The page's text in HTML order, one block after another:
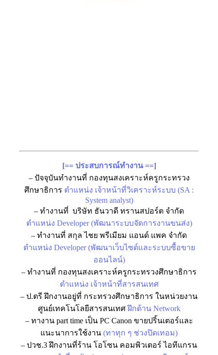
[== ประสบการณ์ทำงาน ==]
– ปัจจุบันทำงานที่ กองทุนสงเคราะห์ครูกระทรวง
ศึกษาธิการ ตำแหน่ง เจ้าหน้าที่วิเคราะห์ระบบ (SA :
System analyst)
– ทำงานที่ บริษัท ธันวาดี ทรานสปอร์ต จำกัด
ตำแหน่ง Developer (พัฒนาระบบจัดการงานขนส่ง)
– ทำงานที่ สกุล ไชย พรีเมียม แอนด์ แพค จำกัด
ตำแหน่ง Developer (พัฒนาเว็บไซต์และระบบซื้อขาย
ออนไลน์)
– ทำงานที่ กองทุนสงเคราะห์ครูกระทรวงศึกษาธิการ
ตำแหน่ง เจ้าหน้าที่สารสนเทศ
– ป.ตรี ฝึกงานอยู่ที่ กระทรวงศึกษาธิการ ในหน่วยงาน
ศูนย์เทคโนโลยีสารสนเทศฝึกด้าน Network
– ทางาน part time เป็น PC Canon ขายปริ้นเตอร์และ
แนะนาการใช้งาน (ทาทุก ๆ ช่วงปิดเทอม)
– ปวช.3 ฝึกงานที่ร้าน โอโซน คอมพิวเตอร์ ไอทีแกรน